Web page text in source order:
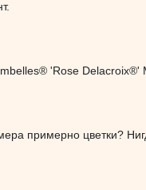
'Rose Delacroix®'
примерно цветки?